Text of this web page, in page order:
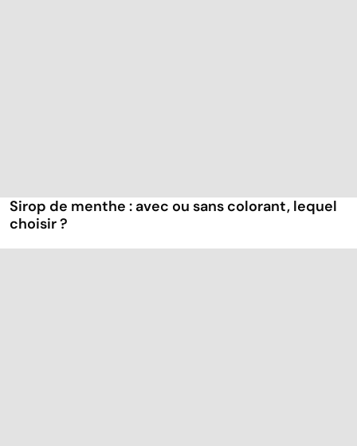
Sirop de menthe : avec ou sans colorant, lequel
choisir ?